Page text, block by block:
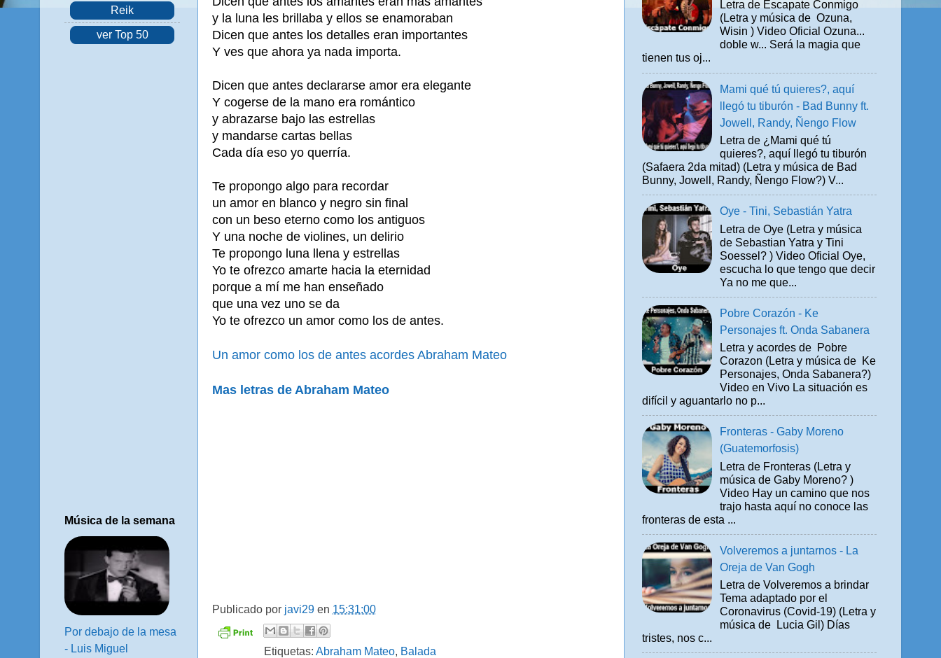
y la luna les brillaba y ellos se enamoraban
Dicen que antes los detalles eran importantes
Y ves que ahora ya nada importa.
Dicen que antes declararse amor era elegante
Y cogerse de la mano era romántico
y abrazarse bajo las estrellas
y mandarse cartas bellas
Cada día eso yo querría.
Te propongo algo para recordar
un amor en blanco y negro sin final
con un beso eterno como los antiguos
Y una noche de violines, un delirio
Te propongo luna llena y estrellas
Yo te ofrezco amarte hacia la eternidad
porque a mí me han enseñado
que una vez uno se da
Yo te ofrezco un amor como los de antes.
Un amor como los de antes acordes Abraham Mateo
Mas letras de Abraham Mateo
Publicado por javi29 en 15:31:00
Etiquetas: Abraham Mateo, Balada
Reik
ver Top 50
Música de la semana
Por debajo de la mesa
- Luis Miguel
Letra de Escapate Conmigo
(Letra y música de Ozuna,
Wisin ) Video Oficial Ozuna...
doble w... Será la magia que
tienen tus oj...
Mami qué tú quieres?, aquí
llegó tu tiburón - Bad Bunny ft.
Jowell, Randy, Ñengo Flow
Letra de ¿Mami qué tú
quieres?, aquí llegó tu tiburón
(Safaera 2da mitad) (Letra y música de Bad
Bunny, Jowell, Randy, Ñengo Flow?) V...
Oye - Tini, Sebastián Yatra
Letra de Oye (Letra y música
de Sebastian Yatra y Tini
Soessel? ) Video Oficial Oye,
escucha lo que tengo que decir
Ya no me que...
Pobre Corazón - Ke
Personajes ft. Onda Sabanera
Letra y acordes de Pobre
Corazon (Letra y música de Ke
Personajes, Onda Sabanera?)
Video en Vivo La situación es
difícil y aguantarlo no p...
Fronteras - Gaby Moreno
(Guatemorfosis)
Letra de Fronteras (Letra y
música de Gaby Moreno? )
Video Hay un camino que nos
trajo hasta aquí no conoce las
fronteras de esta ...
Volveremos a juntarnos - La
Oreja de Van Gogh
Letra de Volveremos a brindar
Tema adaptado por el
Coronavirus (Covid-19) (Letra y
música de Lucia Gil) Días
tristes, nos c...